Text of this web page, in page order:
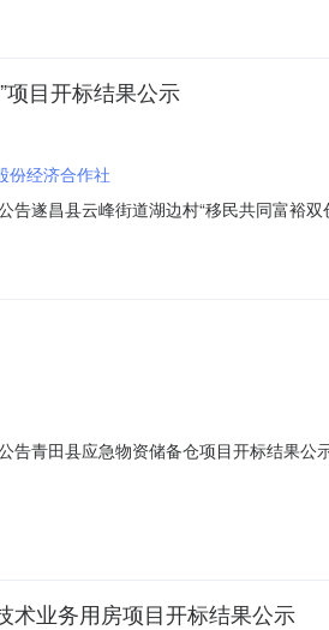
项目开标结果公示
份经济合作社
告遂昌县云峰街道湖边村“移民共同富裕
告青田县应急物资储备仓项目开标结果
证金金额:0.00元,投标文件递交时间
术业务用房项目开标结果公示